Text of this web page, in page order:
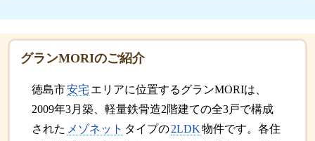
グランMORIのご紹介
徳島市安宅 エリアに位置するグランMORIは、
2009年3月築、軽量鉄骨造2階建ての全3戸で構成
された メゾネット タイプの2LDK物件です。各住